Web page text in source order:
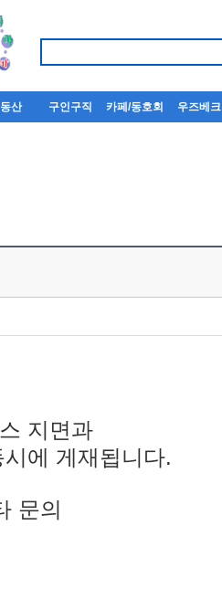
산 구인구직 카페/동호회 우즈베크
지면과
에 게재됩니다.
문의